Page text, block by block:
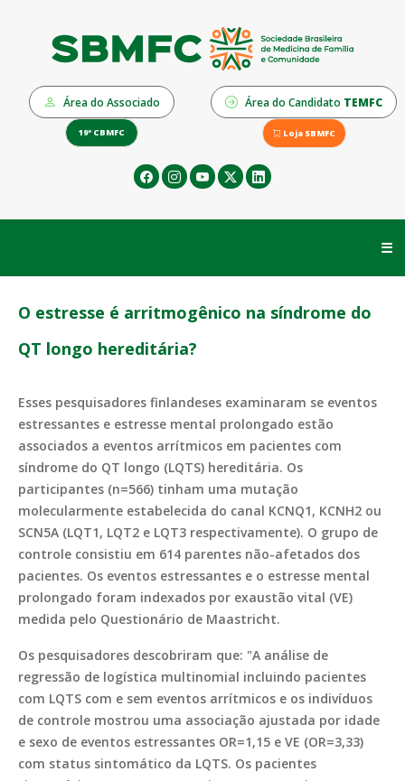
Área do Associado Área do Candidato TEMFC
19º CBMFC Loja SBMFC
☰
O estresse é arritmogênico na síndrome do
QT longo hereditária?
Esses pesquisadores finlandeses examinaram se eventos
estressantes e estresse mental prolongado estão
associados a eventos arrítmicos em pacientes com
síndrome do QT longo (LQTS) hereditária. Os
participantes (n=566) tinham uma mutação
molecularmente estabelecida do canal KCNQ1, KCNH2 ou
SCN5A (LQT1, LQT2 e LQT3 respectivamente). O grupo de
controle consistiu em 614 parentes não-afetados dos
pacientes. Os eventos estressantes e o estresse mental
prolongado foram indexados por exaustão vital (VE)
medida pelo Questionário de Maastricht.
Os pesquisadores descobriram que: "A análise de
regressão de logística multinomial incluindo pacientes
com LQTS com e sem eventos arrítmicos e os indivíduos
de controle mostrou uma associação ajustada por idade
e sexo de eventos estressantes OR=1,15 e VE (OR=3,33)
com status sintomático da LQTS. Os pacientes